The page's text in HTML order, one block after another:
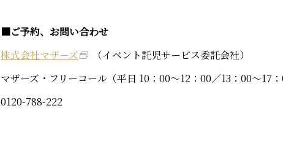
■ご予約、お問い合わせ
株式会社マザーズ
（イベント託児サービス委託会社）
マザーズ・フリーコール（平日 10：00～12：00／13：00～17：
0120-788-222